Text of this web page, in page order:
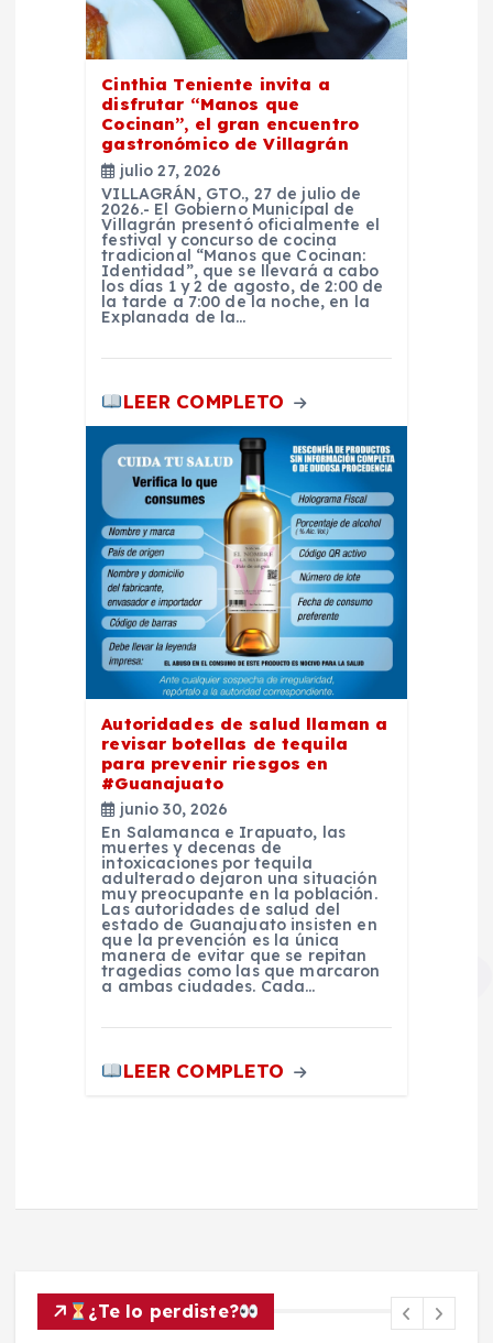
Cinthia Teniente invita a
disfrutar “Manos que
Cocinan”, el gran encuentro
gastronómico de Villagrán
julio 27, 2026
VILLAGRÁN, GTO., 27 de julio de
2026.- El Gobierno Municipal de
Villagrán presentó oficialmente el
festival y concurso de cocina
tradicional “Manos que Cocinan:
Identidad”, que se llevará a cabo
los días 1 y 2 de agosto, de 2:00 de
la tarde a 7:00 de la noche, en la
Explanada de la…
LEER COMPLETO
Autoridades de salud llaman a
revisar botellas de tequila
para prevenir riesgos en
#Guanajuato
junio 30, 2026
En Salamanca e Irapuato, las
muertes y decenas de
intoxicaciones por tequila
adulterado dejaron una situación
muy preocupante en la población.
Las autoridades de salud del
estado de Guanajuato insisten en
que la prevención es la única
manera de evitar que se repitan
tragedias como las que marcaron
a ambas ciudades. Cada…
LEER COMPLETO
¿Te lo perdiste?